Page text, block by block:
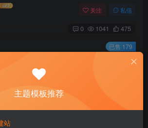
关注 私信
0 1041 475
请付费后查看
￥9.9
已售 179
主题模板推荐
站